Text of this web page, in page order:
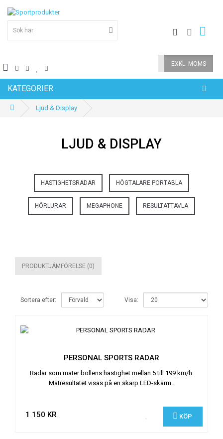
EXKL. MOMS
KATEGORIER
Ljud & Display
LJUD & DISPLAY
HASTIGHETSRADAR HÖGTALARE PORTABLA
HÖRLURAR MEGAPHONE RESULTATTAVLA
PRODUKTJÄMFÖRELSE (0)
Sortera efter: Visa:
PERSONAL SPORTS RADAR
Radar som mäter bollens hastighet mellan 5 till 199 km/h.
Mätresultatet visas på en skarp LED-skärm..
1 150 KR KÖP